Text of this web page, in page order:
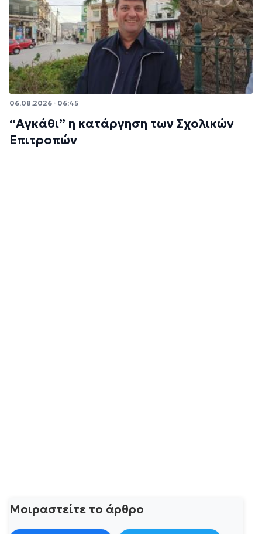
06.08.2026 · 06:45
“Αγκάθι” η κατάργηση των Σχολικών
Επιτροπών
Μοιραστείτε το άρθρο